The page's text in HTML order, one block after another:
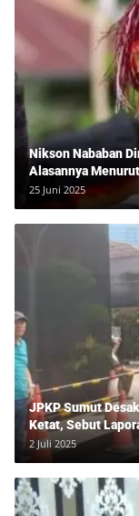
Nikson Nababan
Alasannya
25 Juni 2025
JPKP Sumut
Ketat, Sebut
2 Juli 2025